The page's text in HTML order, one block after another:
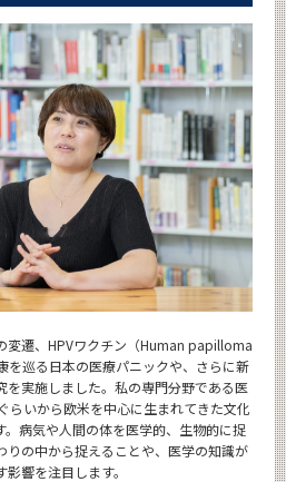
変遷、HPVワクチン（Human papilloma
を巡る日本の医療パニックや、さらに新
実施しました。私の専門分野である医
らいから欧米を中心に生まれてきた文化
。病気や人間の体を医学的、生物的に捉
りの中から捉えることや、医学の知識が
響を注目します。